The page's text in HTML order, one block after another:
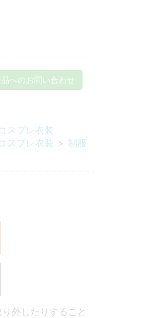
品へのお問い合わせ
コスプレ衣装
コスプレ衣装 ＞ 制服
外したりすること